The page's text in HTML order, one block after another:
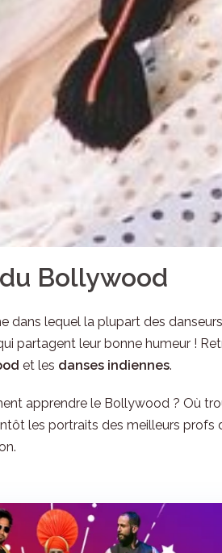
Bollywood
dans lequel la plupart des danseurs
partagent leur bonne humeur !
et les danses indiennes.
apprendre le Bollywood ? Où
les portraits des meilleurs profs